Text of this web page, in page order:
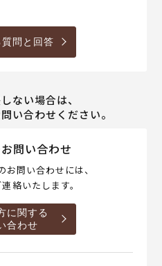
質問と回答
ない場合は、
い合わせください。
問い合わせ
お問い合わせには、
絡いたします。
に関する
合わせ